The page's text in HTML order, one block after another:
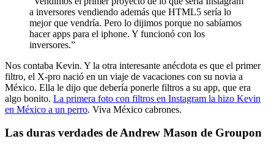
a inversores vendiendo además que HTML5 sería lo
mejor que vendría. Pero lo dijimos porque no sabíamos
hacer apps para el iphone. Y funcionó con los
inversores.”
Nos contaba Kevin. Y la otra interesante anécdota es que el primer
filtro, el X-pro nació en un viaje de vacaciones con su novia a
México. Ella le dijo que debería ponerle filtros a su app, que era
algo bonito. La primera foto con filtros en Instagram la hizo Kevin
en México a un perro. Viva México cabrones.
Las duras verdades de Andrew Mason de Groupon